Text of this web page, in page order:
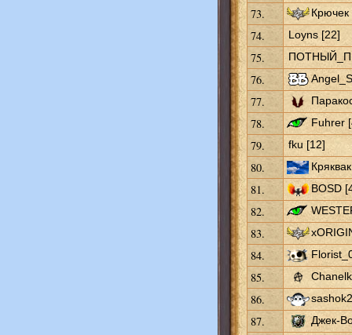
73. Крючек
74. Loyns [22]
75.
76.
77.
78. Fuhrer
79. fku [12]
80.
81. BOSD
82.
83.
84.
85.
86.
87. Джек-